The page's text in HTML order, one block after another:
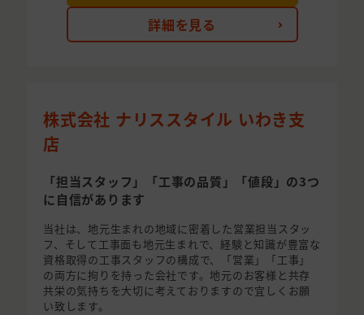
詳細を見る
株式会社 ナリススタイル いわき支
店
「担当スタッフ」「工事の品質」「値段」の3つ
に自信があります
当社は、地元生まれの地域に密着した営業担当スタッ
フ、そして工事面も地元生まれで、経験と知識が豊富な
資格取得の工事スタッフの構成で、「営業」「工事」
の両方に拘りを持った会社です。地元のお客様と共存
共栄の気持ちを大切に考えておりますので宜しくお願
い致します。